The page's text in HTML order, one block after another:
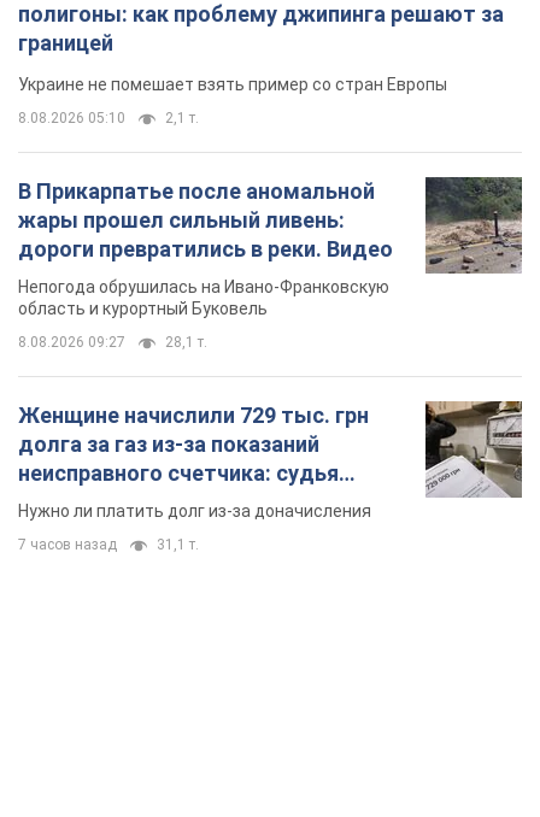
полигоны: как проблему джипинга решают за
границей
Украине не помешает взять пример со стран Европы
8.08.2026 05:10 2,1 т.
В Прикарпатье после аномальной
жары прошел сильный ливень:
дороги превратились в реки. Видео
Непогода обрушилась на Ивано-Франковскую
область и курортный Буковель
8.08.2026 09:27 28,1 т.
Женщине начислили 729 тыс. грн
долга за газ из-за показаний
неисправного счетчика: судья
вынес неожиданное решение
Нужно ли платить долг из-за доначисления
7 часов назад 31,1 т.